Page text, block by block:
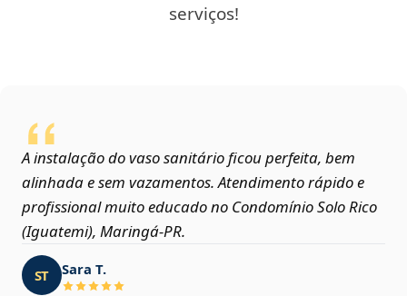
serviços!
A instalação do vaso sanitário ficou perfeita, bem
alinhada e sem vazamentos. Atendimento rápido e
profissional muito educado no Condomínio Solo Rico
(Iguatemi), Maringá‑PR.
ST Sara T.